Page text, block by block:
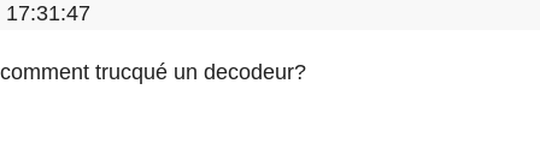
17:31:47
comment trucqué un decodeur?